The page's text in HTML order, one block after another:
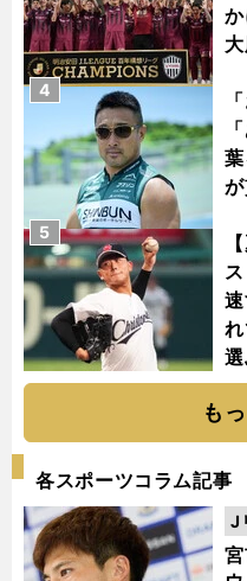
4
5
も
各スポーツコラム記事
J